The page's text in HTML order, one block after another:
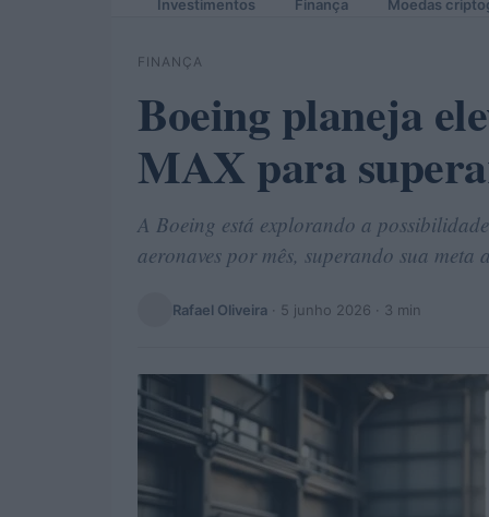
Investimentos Finança Moedas
FINANÇA
Boeing planeja
MAX para
A Boeing está explorando a
aeronaves por mês, superando sua meta
Rafael Oliveira · 5 junho 2026 · 3 min